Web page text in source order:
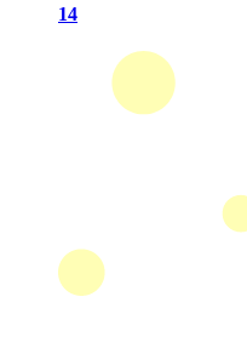
14